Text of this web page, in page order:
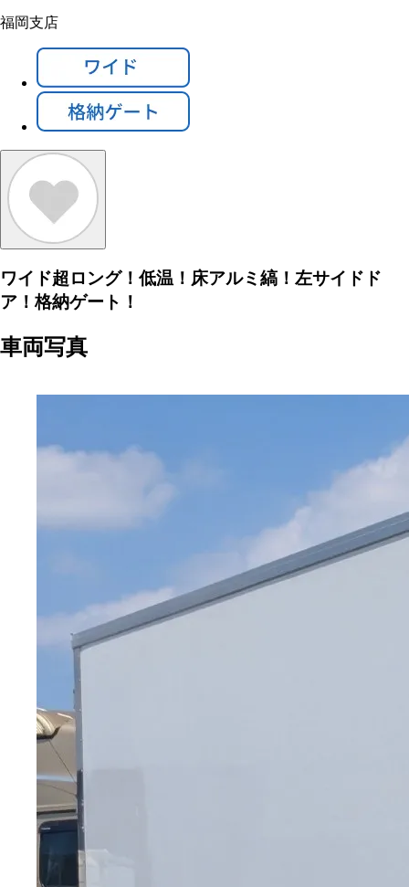
福岡支店
ワイド超ロング！低温！床アルミ縞！左サイドド
ア！格納ゲート！
車両写真